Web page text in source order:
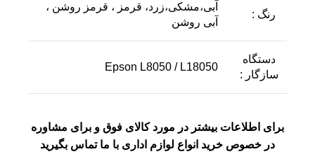
رنگ :
آبی،مشکی،زرد، قرمز ، قرمز روشن ،
آبی روشن
دستگاه
سازگار :
Epson L8050 / L18050
برای اطلاعات بیشتر در مورد کالای فوق و برای مشاوره
در خصوص خرید انواع لوازم اداری با ما تماس بگیرید